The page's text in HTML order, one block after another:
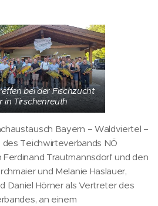
bei der Fischzucht
in Tirschenreuth
Bayern – Waldviertel –
des Teichwirteverbands NÖ
Trautmannsdorf und den
und Melanie Haslauer,
Daniel Hörner als Vertreter des
an einem